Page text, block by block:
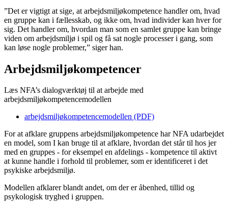
”Det er vigtigt at sige, at arbejdsmiljøkompetence handler om, hvad
en gruppe kan i fællesskab, og ikke om, hvad individer kan hver for
sig. Det handler om, hvordan man som en samlet gruppe kan bringe
viden om arbejdsmiljø i spil og få sat nogle processer i gang, som
kan løse nogle problemer,” siger han.
Arbejdsmiljøkompetencer
Læs NFA’s dialogværktøj til at arbejde med
arbejdsmiljøkompetencemodellen
arbejdsmiljøkompetencemodellen (PDF)
For at afklare gruppens arbejdsmiljøkompetence har NFA udarbejdet
en model, som I kan bruge til at afklare, hvordan det står til hos jer
med en gruppes - for eksempel en afdelings - kompetence til aktivt
at kunne handle i forhold til problemer, som er identificeret i det
psykiske arbejdsmiljø.
Modellen afklarer blandt andet, om der er åbenhed, tillid og
psykologisk tryghed i gruppen.